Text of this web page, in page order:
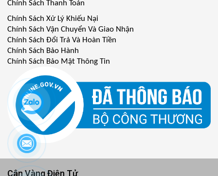
Cân Vàng Điện Tử
Chính Sách Thanh Toán
Chính Sách Xử Lý Khiếu Nại
Chính Sách Vận Chuyển Và Giao Nhận
Chính Sách Đổi Trả Và Hoàn Tiền
Chính Sách Bảo Hành
Chính Sách Bảo Mật Thông Tin